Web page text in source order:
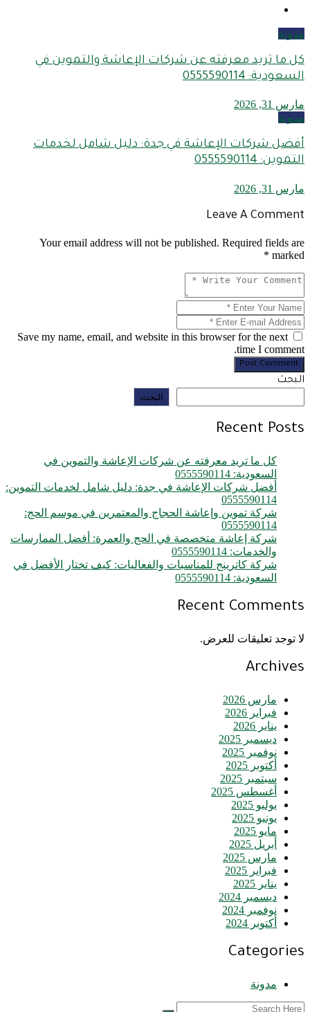
مدونة
كل ما تريد معرفته عن شركات الإعاشة والتموين في
السعودية: 0555590114
مارس 31, 2026
مدونة
أفضل شركات الإعاشة في جدة: دليل شامل لخدمات
التموين: 0555590114
مارس 31, 2026
Leave A Comment
Your email address will not be published. Required fields are
marked *
Save my name, email, and website in this browser for the next
time I comment.
Post Comment
البحث
البحث
Recent Posts
كل ما تريد معرفته عن شركات الإعاشة والتموين في
السعودية: 0555590114
أفضل شركات الإعاشة في جدة: دليل شامل لخدمات التموين:
0555590114
شركة تموين وإعاشة الحجاج والمعتمرين في موسم الحج:
0555590114
شركة إعاشة متخصصة في الحج والعمرة: أفضل الممارسات
والخدمات: 0555590114
شركة كاترينج للمناسبات والفعاليات: كيف تختار الأفضل في
السعودية: 0555590114
Recent Comments
لا توجد تعليقات للعرض.
Archives
مارس 2026
فبراير 2026
يناير 2026
ديسمبر 2025
نوفمبر 2025
أكتوبر 2025
سبتمبر 2025
أغسطس 2025
يوليو 2025
يونيو 2025
مايو 2025
أبريل 2025
مارس 2025
فبراير 2025
يناير 2025
ديسمبر 2024
نوفمبر 2024
أكتوبر 2024
Categories
مدونة